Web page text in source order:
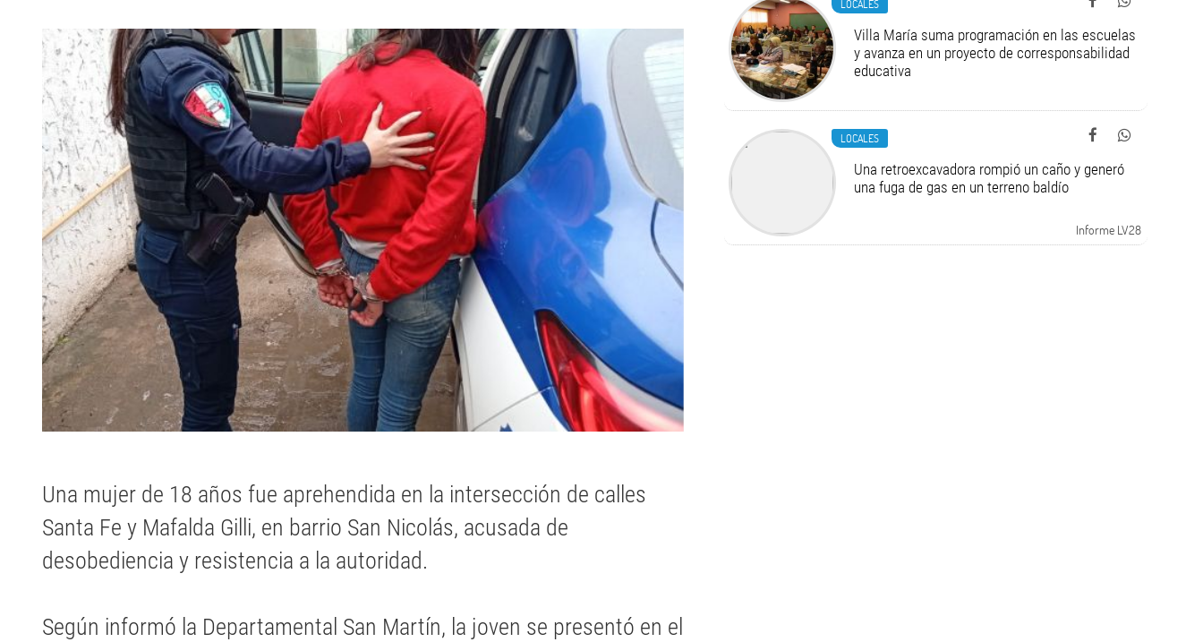
Una mujer de 18 años fue aprehendida en la intersección de calles
Santa Fe y Mafalda Gilli, en barrio San Nicolás, acusada de
desobediencia y resistencia a la autoridad.
Según informó la Departamental San Martín, la joven se presentó en el
LOCALES
Villa María suma programación en las escuelas
y avanza en un proyecto de corresponsabilidad
educativa
LOCALES
Una retroexcavadora rompió un caño y generó
una fuga de gas en un terreno baldío
Informe LV28